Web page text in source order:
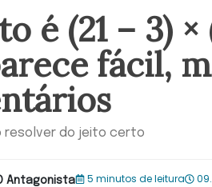
é (21 – 3)
fácil,
resolver do jeito certo
Antagonista 5 minutos de leitura